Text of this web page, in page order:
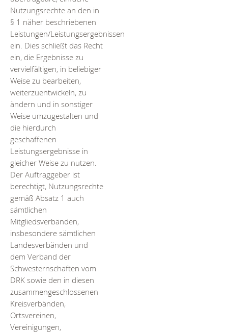
Nutzungsrechte an den in
§ 1 näher beschriebenen
Leistungen/Leistungsergebnissen
ein. Dies schließt das Recht
ein, die Ergebnisse zu
vervielfältigen, in beliebiger
Weise zu bearbeiten,
weiterzuentwickeln, zu
ändern und in sonstiger
Weise umzugestalten und
die hierdurch
geschaffenen
Leistungsergebnisse in
gleicher Weise zu nutzen.
Der Auftraggeber ist
berechtigt, Nutzungsrechte
gemäß Absatz 1 auch
sämtlichen
Mitgliedsverbänden,
insbesondere sämtlichen
Landesverbänden und
dem Verband der
Schwesternschaften vom
DRK sowie den in diesen
zusammengeschlossenen
Kreisverbänden,
Ortsvereinen,
Vereinigungen,